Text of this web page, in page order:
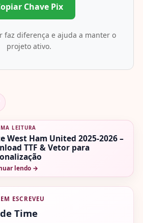
Chave Pix
faz diferença e ajuda a manter o
projeto ativo.
LEITURA
West Ham United 2025-2026 –
TTF & Vetor para
lendo →
ESCREVEU
Time